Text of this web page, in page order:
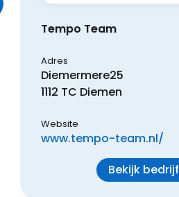
Tempo Team
Adres
Diemermere25
1112 TC Diemen
Website
www.tempo-team.nl/
Bekijk bedrijf